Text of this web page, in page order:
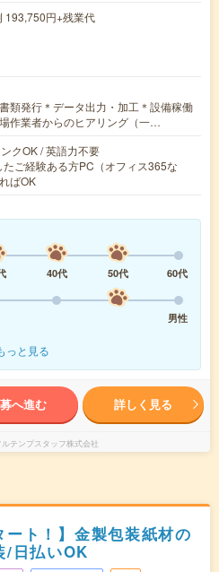
円+残業代
類発行＊データ出力・加工＊設備稼働
作業者からのヒアリング（一…
クOK / 英語力不要
ご経験ある方PC（オフィス365な
ばOK
40代 50代
60代
男性
っと見る
へ進む 詳しく見る
テンプスタッフ株式会社
ート！】金製包装紙材の
/日払いOK